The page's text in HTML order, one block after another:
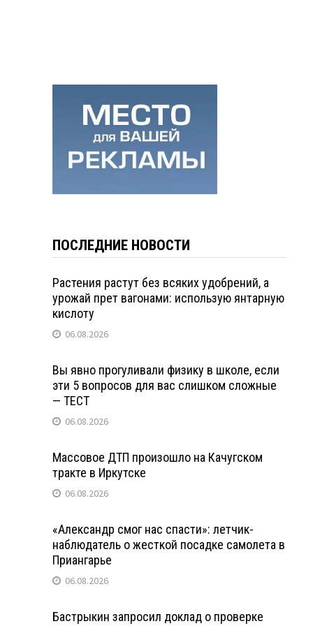
ПОСЛЕДНИЕ НОВОСТИ
Растения растут без всяких удобрений, а
урожай прет вагонами: использую янтарную
кислоту
06.08.2026
Вы явно прогуливали физику в школе, если
эти 5 вопросов для вас слишком сложные
— ТЕСТ
06.08.2026
Массовое ДТП произошло на Качугском
тракте в Иркутске
06.08.2026
«Александр смог нас спасти»: летчик-
наблюдатель о жесткой посадке самолета в
Приангарье
06.08.2026
Бастрыкин запросил доклад о проверке